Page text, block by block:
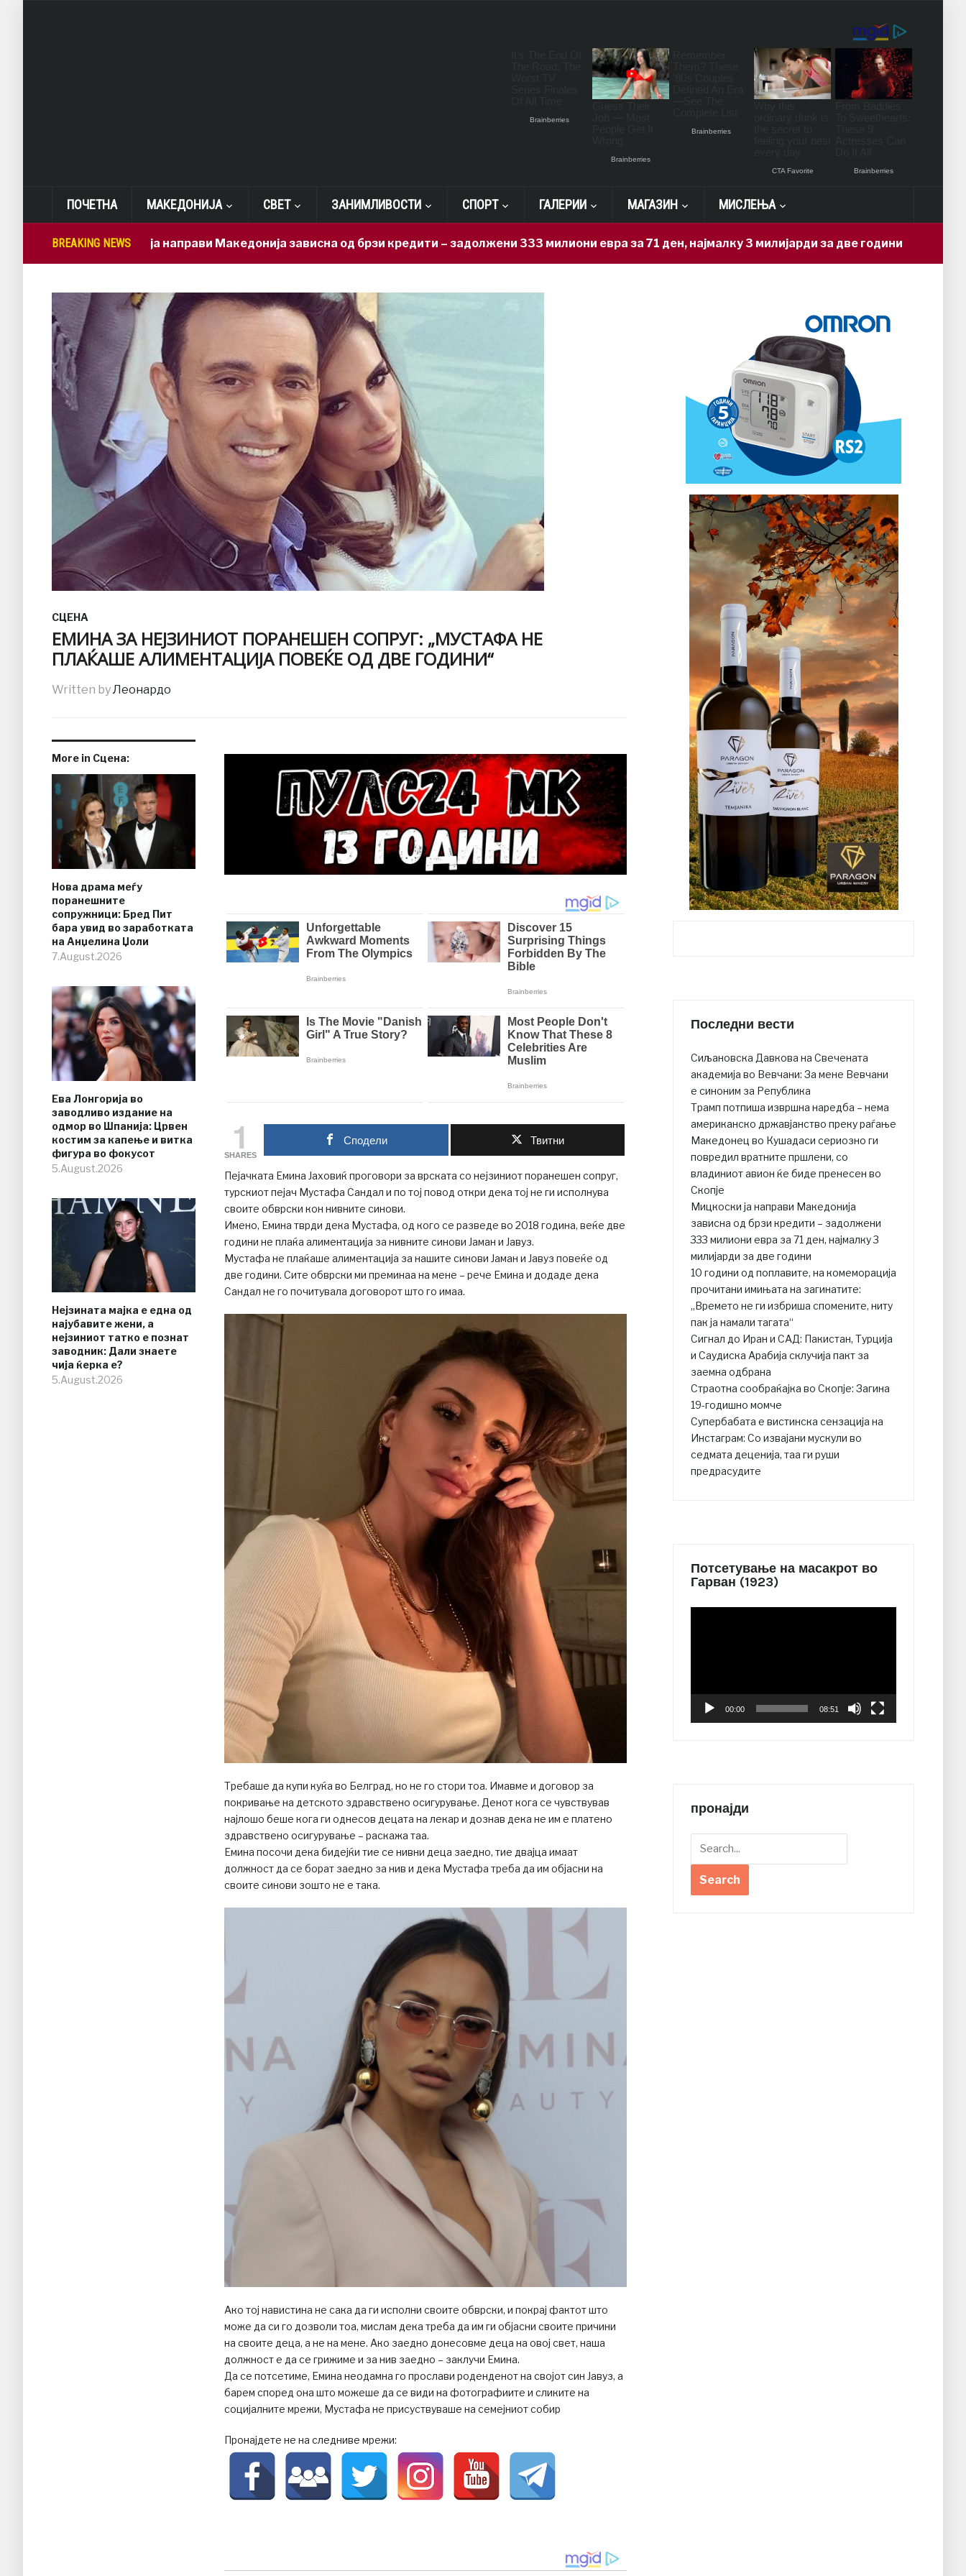
ПОЧЕТНА МАКЕДОНИЈА СВЕТ ЗАНИМЛИВОСТИ СПОРТ ГАЛЕРИИ МАГАЗИН МИСЛЕЊА
BREAKING NEWS
Мицкоски ја направи Македонија зависна од брзи кредити – задолжени 333 милиони евра за 71 ден, најмалку 3 милијарди за две години 5 hours ago
СЦЕНА
ЕМИНА ЗА НЕЈЗИНИОТ ПОРАНЕШЕН СОПРУГ: „МУСТАФА НЕ
ПЛАЌАШЕ АЛИМЕНТАЦИЈА ПОВЕЌЕ ОД ДВЕ ГОДИНИ“
Written byЛеонардо
More in Сцена:
Нова драма меѓу
поранешните
сопружници: Бред Пит
бара увид во заработката
на Анџелина Џоли
7.August.2026
Ева Лонгорија во
заводливо издание на
одмор во Шпанија: Црвен
костим за капење и витка
фигура во фокусот
5.August.2026
Нејзината мајка е една од
најубавите жени, а
нејзиниот татко е познат
заводник: Дали знаете
чија ќерка е?
5.August.2026
1
SHARES
Сподели Твитни
Пејачката Емина Јаховиќ проговори за врската со нејзиниот поранешен сопруг,
турскиот пејач Мустафа Сандал и по тој повод откри дека тој не ги исполнува
своите обврски кон нивните синови.
Имено, Емина тврди дека Мустафа, од кого се разведе во 2018 година, веќе две
години не плаќа алиментација за нивните синови Јаман и Јавуз.
Мустафа не плаќаше алиментација за нашите синови Јаман и Јавуз повеќе од
две години. Сите обврски ми преминаа на мене – рече Емина и додаде дека
Сандал не го почитувала договорот што го имаа.
Требаше да купи куќа во Белград, но не го стори тоа. Имавме и договор за
покривање на детското здравствено осигурување. Денот кога се чувствував
најлошо беше кога ги однесов децата на лекар и дознав дека не им е платено
здравствено осигурување – раскажа таа.
Емина посочи дека бидејќи тие се нивни деца заедно, тие двајца имаат
должност да се борат заедно за нив и дека Мустафа треба да им објасни на
своите синови зошто не е така.
Ако тој навистина не сака да ги исполни своите обврски, и покрај фактот што
може да си го дозволи тоа, мислам дека треба да им ги објасни своите причини
на своите деца, а не на мене. Ако заедно донесовме деца на овој свет, наша
должност е да се грижиме и за нив заедно – заклучи Емина.
Да се потсетиме, Емина неодамна го прослави роденденот на својот син Јавуз, а
барем според она што можеше да се види на фотографиите и сликите на
социјалните мрежи, Мустафа не присуствуваше на семејниот собир
Пронајдете не на следниве мрежи:
Последни вести
Сиљановска Давкова на Свечената
академија во Вевчани: За мене Вевчани
е синоним за Република
Трамп потпиша извршна наредба – нема
американско државјанство преку раѓање
Македонец во Кушадаси сериозно ги
повредил вратните пршлени, со
владиниот авион ќе биде пренесен во
Скопје
Мицкоски ја направи Македонија
зависна од брзи кредити – задолжени
333 милиони евра за 71 ден, најмалку 3
милијарди за две години
10 години од поплавите, на комеморација
прочитани имињата на загинатите:
„Времето не ги избриша спомените, ниту
пак ја намали тагата“
Сигнал до Иран и САД: Пакистан, Турција
и Саудиска Арабија склучија пакт за
заемна одбрана
Страотна сообраќајка во Скопје: Загина
19-годишно момче
Супербабата е вистинска сензација на
Инстаграм: Со извајани мускули во
седмата деценија, таа ги руши
предрасудите
Потсетување на масакрот во
Гарван (1923)
00:00 08:51
пронајди